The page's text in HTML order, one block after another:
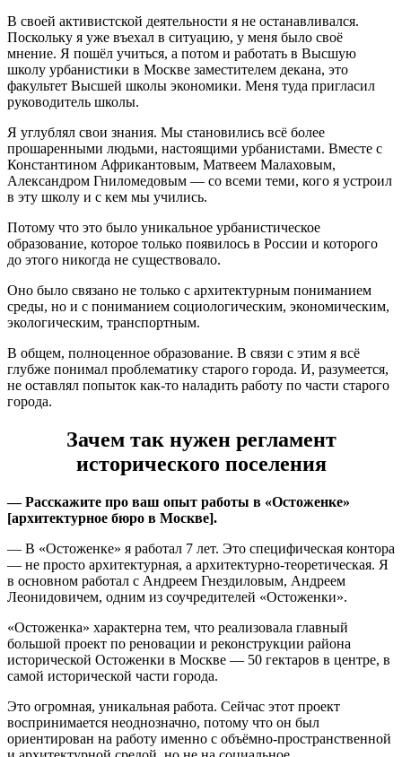
В своей активистской деятельности я не останавливался.
Поскольку я уже въехал в ситуацию, у меня было своё
мнение. Я пошёл учиться, а потом и работать в Высшую
школу урбанистики в Москве заместителем декана, это
факультет Высшей школы экономики. Меня туда пригласил
руководитель школы.
Я углублял свои знания. Мы становились всё более
прошаренными людьми, настоящими урбанистами. Вместе с
Константином Африкантовым, Матвеем Малаховым,
Александром Гниломедовым — со всеми теми, кого я устроил
в эту школу и с кем мы учились.
Потому что это было уникальное урбанистическое
образование, которое только появилось в России и которого
до этого никогда не существовало.
Оно было связано не только с архитектурным пониманием
среды, но и с пониманием социологическим, экономическим,
экологическим, транспортным.
В общем, полноценное образование. В связи с этим я всё
глубже понимал проблематику старого города. И, разумеется,
не оставлял попыток как-то наладить работу по части старого
города.
Зачем так нужен регламент
исторического поселения
— Расскажите про ваш опыт работы в «Остоженке»
[архитектурное бюро в Москве].
— В «Остоженке» я работал 7 лет. Это специфическая контора
— не просто архитектурная, а архитектурно-теоретическая. Я
в основном работал с Андреем Гнездиловым, Андреем
Леонидовичем, одним из соучредителей «Остоженки».
«Остоженка» характерна тем, что реализовала главный
большой проект по реновации и реконструкции района
исторической Остоженки в Москве — 50 гектаров в центре, в
самой исторической части города.
Это огромная, уникальная работа. Сейчас этот проект
воспринимается неоднозначно, потому что он был
ориентирован на работу именно с объёмно-пространственной